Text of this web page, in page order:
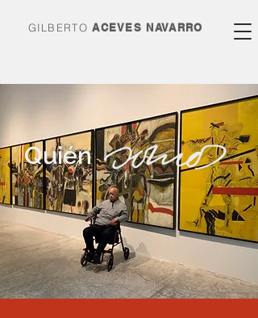
GILBERTOACEVES NAVARRO
Quién